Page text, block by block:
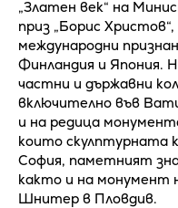
„Златен век“ на
приз „Борис
международни
Финландия и Япония.
частни и държавни
включително във
и на редица
които скулптурната
София, паметният
както и на монумент
Шнитер в Пловдив.